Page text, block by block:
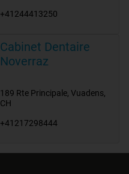
+41244413250
Cabinet Dentaire
Noverraz
189 Rte Principale, Vuadens,
CH
+41217298444